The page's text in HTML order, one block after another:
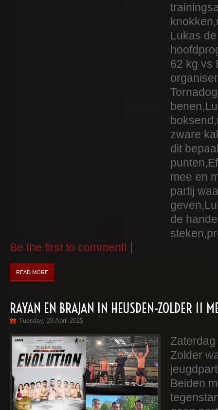
Lukas
62 kg vs
zware
dit
mee en
partij
de
Be the first to comment!
READ MORE
RAYAN EN BRAJAN IN HEUSDEN-ZOLDER 11
Tuesday, 29 April 2025
Zolder
Beiden